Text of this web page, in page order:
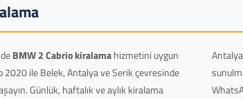
BMW 2 Cabrio kiralamahizmetini uygun
ile Belek, Antalya ve Serik çevresinde
Günlük, haftalık ve aylık kiralama